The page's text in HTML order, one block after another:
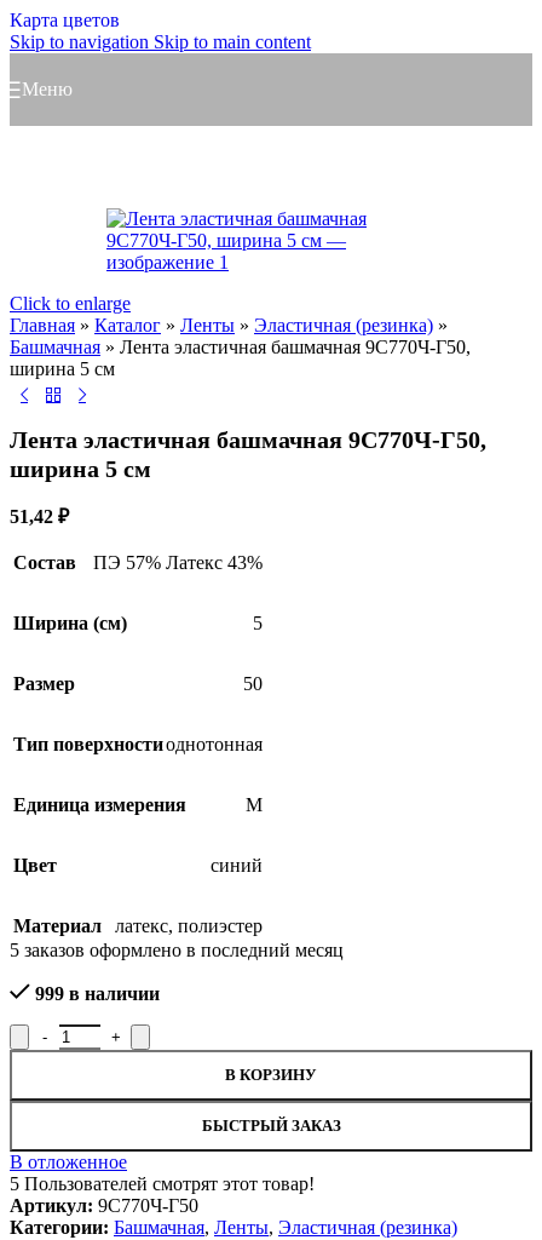
Карта цветов
Skip to navigation Skip to main content
Меню
Click to enlarge
Главная » Каталог » Ленты » Эластичная (резинка) »
Башмачная » Лента эластичная башмачная 9С770Ч-Г50,
ширина 5 см
Лента эластичная башмачная 9С770Ч-Г50,
ширина 5 см
51,42 ₽
Состав ПЭ 57% Латекс 43%
Ширина (см) 5
Размер 50
Тип поверхностиоднотонная
Единица измерения М
Цвет синий
Материал латекс, полиэстер
5 заказов оформлено в последний месяц
999 в наличии
Количество товара Лента эластичная башмачная 9С770Ч-Г50,
В КОРЗИНУ
БЫСТРЫЙ ЗАКАЗ
В отложенное
5 Пользователей смотрят этот товар!
Артикул: 9С770Ч-Г50
Категории: Башмачная, Ленты, Эластичная (резинка)